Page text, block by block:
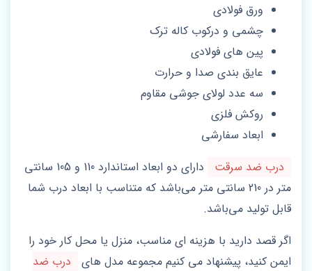
ورق فولادی
چشمی و درکوب کاله ترک
پین های فولادی
عایق بندی صدا و حرارت
سه عدد لولای جوشی مقاوم
روکش فلزی
ابعاد سفارشی
درب ضد سرقت
دارای دو ابعاد استاندارد 110 و 105 سانتی
متر در 210 سانتی متر می‌باشد که متناسب با ابعاد درب شما
قابل تولید می‌باشد.
اگر قصد دارید با هزینه‌ ای مناسب، منزل یا محل کار خود را
ایمن کنید، پیشنهاد می‌ کنیم مجموعه مدل‌ های
درب ضد